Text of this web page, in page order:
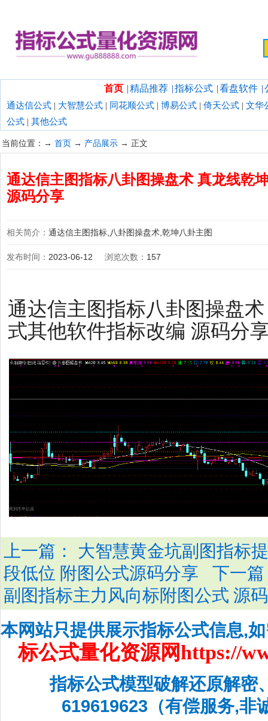
首页 | 精品推荐 | 指标公式 | 看盘软件 |
通达信公式 | 大智慧公式 | 同花顺公式 | 博易公式 | 倚天公式 | 文华
公式 | 其他公式
当前位置：→ 首页 → 产品展示 → 正文
通达信主图指标八卦图操盘术 真龙线乾
源码分享
相关简介： 通达信主图指标,八卦图操盘术,乾坤八卦主图
发布时间： 2023-06-12 浏览次数： 157
通达信主图指标八卦图操盘
式其他软件指标改编 源码分
上一篇： 大智慧黄金坑副图指标
段低位 附图公式源码分享
下一
副图指标主力风向标附图公式 源
本网站只提供展示指标公式信息,
标公式量化资源网https://
指标公式模型破解还原解密
619619623（有偿服务,非